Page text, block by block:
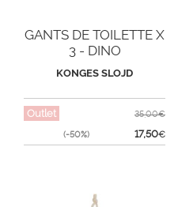
GANTS DE TOILETTE X
3 - DINO
KONGES SLOJD
Outlet
(-50%)
35,00€
17,50€